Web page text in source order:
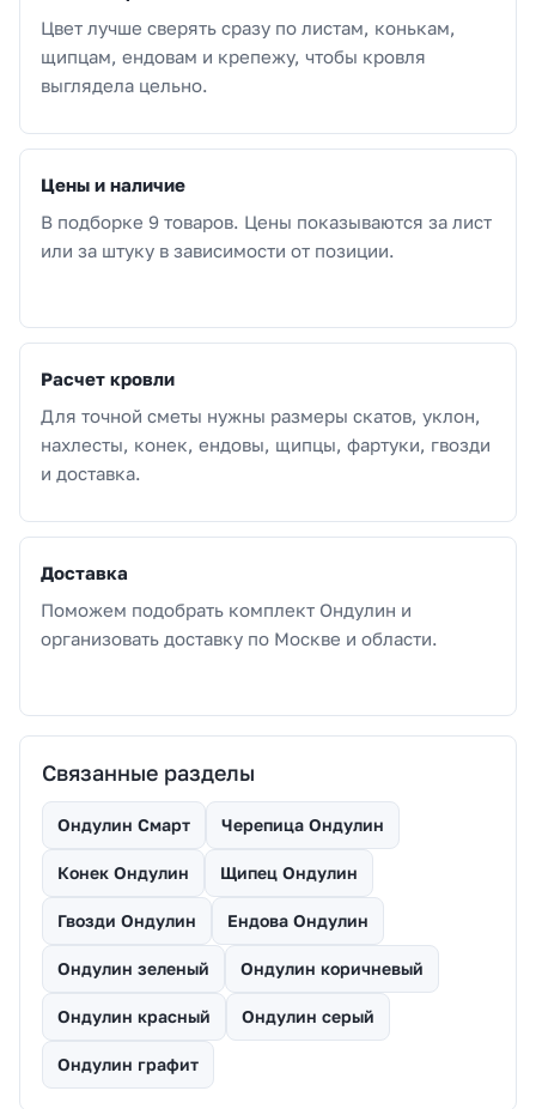
Цвет лучше сверять сразу по листам, конькам,
щипцам, ендовам и крепежу, чтобы кровля
выглядела цельно.
Цены и наличие
В подборке 9 товаров. Цены показываются за лист
или за штуку в зависимости от позиции.
Расчет кровли
Для точной сметы нужны размеры скатов, уклон,
нахлесты, конек, ендовы, щипцы, фартуки, гвозди
и доставка.
Доставка
Поможем подобрать комплект Ондулин и
организовать доставку по Москве и области.
Связанные разделы
Ондулин Смарт Черепица Ондулин
Конек Ондулин Щипец Ондулин
Гвозди Ондулин Ендова Ондулин
Ондулин зеленый Ондулин коричневый
Ондулин красный Ондулин серый
Ондулин графит